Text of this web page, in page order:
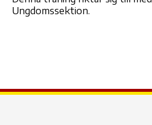
Ungdomssektion.